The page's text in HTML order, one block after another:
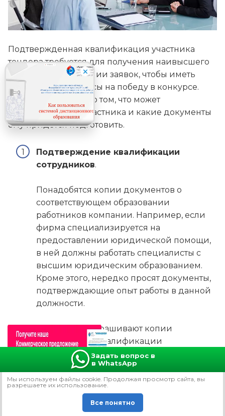
Подтвержденная квалификация участника
тендера требуется для получения наивысшего
балла при оценивании заявок, чтобы иметь
более высокие шансы на победу в конкурсе.
Далее речь пойдет о том, что может
потребоваться от участника и какие документы
ему придется подготовить.
Подтверждение квалификации
сотрудников.
Понадобятся копии документов о
соответствующем образовании
работников компании. Например, если
фирма специализируется на
предоставлении юридической помощи,
в ней должны работать специалисты с
высшим юридическим образованием.
Кроме этого, нередко просят документы,
подтверждающие опыт работы в данной
должности.
Например, запрашивают копии
документов о квалификации
руководителей и ведущих специалистов,
имеющих высшее техническое
образование и общий стаж работы в
должности проектировщика более двух
лет, которые на момент подачи заявки
Задать вопрос в
в WhatsApp
Мы используем файлы сookie. Продолжая просмотр сайта, вы
разрешаете их использование.
Все понятно